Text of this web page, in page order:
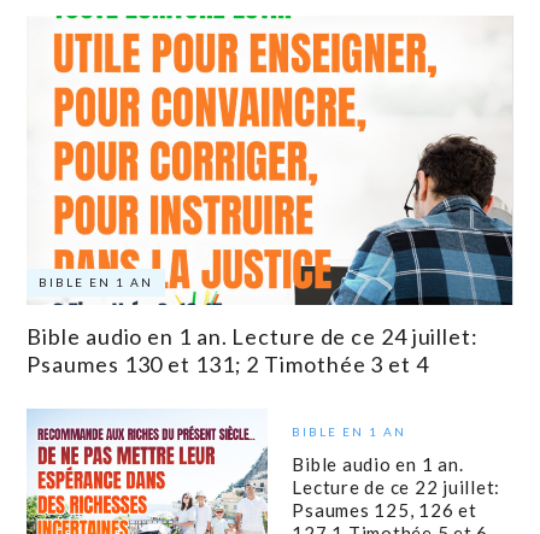
BIBLE EN 1 AN
Bible audio en 1 an. Lecture de ce 24 juillet:
Psaumes 130 et 131; 2 Timothée 3 et 4
BIBLE EN 1 AN
Bible audio en 1 an.
Lecture de ce 22 juillet:
Psaumes 125, 126 et